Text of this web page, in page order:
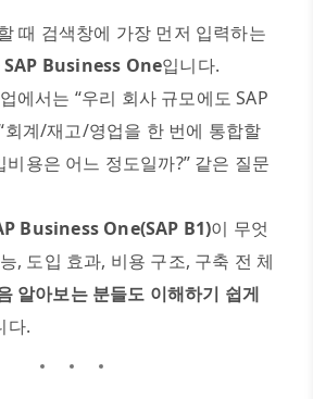
때 검색창에 가장 먼저 입력하는
SAP Business One입니다.
에서는 “우리 회사 규모에도 SAP
회계/재고/영업을 한 번에 통합할
비용은 어느 정도일까?” 같은 질문
Business One(SAP B1)이 무엇
, 도입 효과, 비용 구조, 구축 전 체
알아보는 분들도 이해하기 쉽게
다.